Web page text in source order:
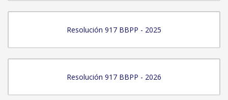
Resolución 917 BBPP - 2025
Resolución 917 BBPP - 2026